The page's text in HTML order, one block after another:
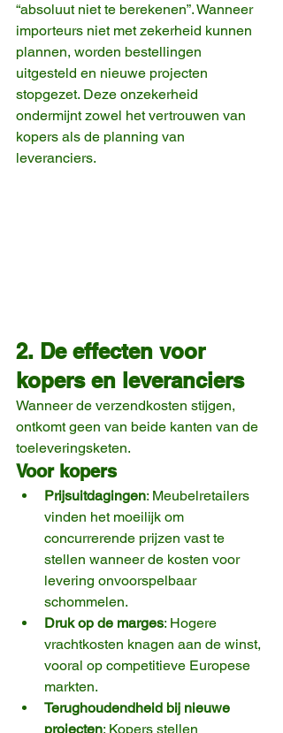
“absoluut niet te berekenen”. Wanneer
importeurs niet met zekerheid kunnen
plannen, worden bestellingen
uitgesteld en nieuwe projecten
stopgezet. Deze onzekerheid
ondermijnt zowel het vertrouwen van
kopers als de planning van
leveranciers.
2. De effecten voor
kopers en leveranciers
Wanneer de verzendkosten stijgen,
ontkomt geen van beide kanten van de
toeleveringsketen.
Voor kopers
Prijsuitdagingen: Meubelretailers
vinden het moeilijk om
concurrerende prijzen vast te
stellen wanneer de kosten voor
levering onvoorspelbaar
schommelen.
Druk op de marges: Hogere
vrachtkosten knagen aan de winst,
vooral op competitieve Europese
markten.
Terughoudendheid bij nieuwe
projecten: Kopers stellen